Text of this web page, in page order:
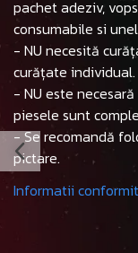
pachet adeziv,
consumabile si
- NU necesită
curățate individual.
- NU este
piesele sunt
- Se recomandă
pictare.
Informatii